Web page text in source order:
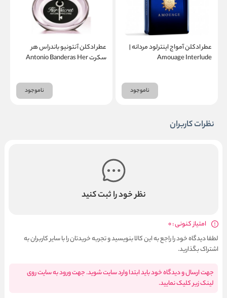
عطر ادکلن آمواج اینترلود مردانه |
Amouage Interlude
ناموجود
عطر ادکلن آنتونیو باندراس هر
سکرت Antonio Banderas Her
ناموجود
نظرات کاربران
نظر خود را ثبت کنید
امتیاز کنونی : 0
لطفا دیدگاه خود را راجع به این کالا بنویسید و تجربه خریدتان را با سایر کاربران به
اشتراک بگذارید.
جهت ارسال و دیدگاه خود باید ابتدا وارد سایت شوید. جهت ورود به سایت روی
لینک زیر کلیک نمایید.